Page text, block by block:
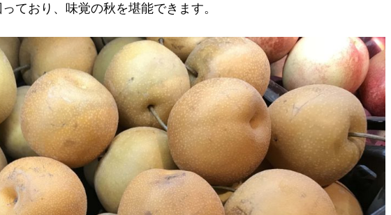
ており、味覚の秋を堪能できます。